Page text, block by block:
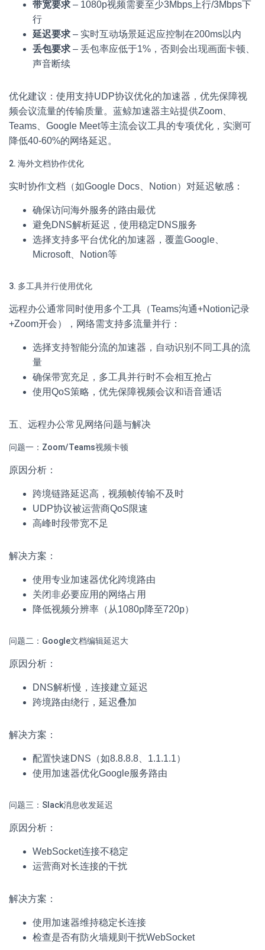
带宽要求 – 1080p视频需要至少3Mbps上行/3Mbps下
行
延迟要求 – 实时互动场景延迟应控制在200ms以内
丢包要求 – 丢包率应低于1%，否则会出现画面卡顿、
声音断续
优化建议：使用支持UDP协议优化的加速器，优先保障视
频会议流量的传输质量。蓝鲸加速器主站提供Zoom、
Teams、Google Meet等主流会议工具的专项优化，实测可
降低40-60%的网络延迟。
2. 海外文档协作优化
实时协作文档（如Google Docs、Notion）对延迟敏感：
确保访问海外服务的路由最优
避免DNS解析延迟，使用稳定DNS服务
选择支持多平台优化的加速器，覆盖Google、
Microsoft、Notion等
3. 多工具并行使用优化
远程办公通常同时使用多个工具（Teams沟通+Notion记录
+Zoom开会），网络需支持多流量并行：
选择支持智能分流的加速器，自动识别不同工具的流
量
确保带宽充足，多工具并行时不会相互抢占
使用QoS策略，优先保障视频会议和语音通话
五、远程办公常见网络问题与解决
问题一：Zoom/Teams视频卡顿
原因分析：
跨境链路延迟高，视频帧传输不及时
UDP协议被运营商QoS限速
高峰时段带宽不足
解决方案：
使用专业加速器优化跨境路由
关闭非必要应用的网络占用
降低视频分辨率（从1080p降至720p）
问题二：Google文档编辑延迟大
原因分析：
DNS解析慢，连接建立延迟
跨境路由绕行，延迟叠加
解决方案：
配置快速DNS（如8.8.8.8、1.1.1.1）
使用加速器优化Google服务路由
问题三：Slack消息收发延迟
原因分析：
WebSocket连接不稳定
运营商对长连接的干扰
解决方案：
使用加速器维持稳定长连接
检查是否有防火墙规则干扰WebSocket